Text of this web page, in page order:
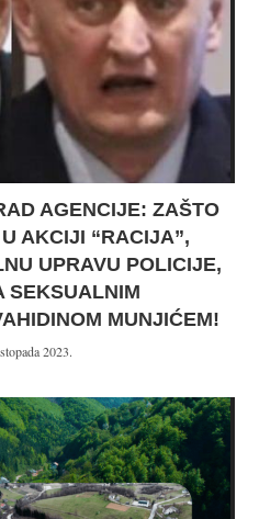
AGENCIJE: ZAŠTO
AKCIJI “RACIJA”,
UPRAVU POLICIJE,
SEKSUALNIM
MUNJIĆEM!
2023.